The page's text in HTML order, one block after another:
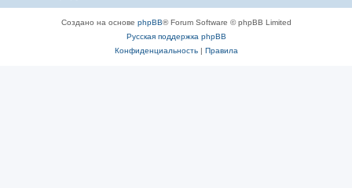
Создано на основе phpBB® Forum Software © phpBB Limited
Русская поддержка phpBB
Конфиденциальность| Правила